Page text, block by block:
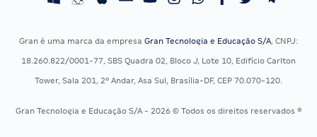
Residência Multiprofissional
Gran é uma marca da empresa Gran Tecnologia e Educação S/A, CNPJ:
18.260.822/0001-77, SBS Quadra 02, Bloco J, Lote 10, Edifício Carlton
Tower, Sala 201, 2º Andar, Asa Sul, Brasília-DF, CEP 70.070-120.
Gran Tecnologia e Educação S/A - 2026 © Todos os direitos reservados ®